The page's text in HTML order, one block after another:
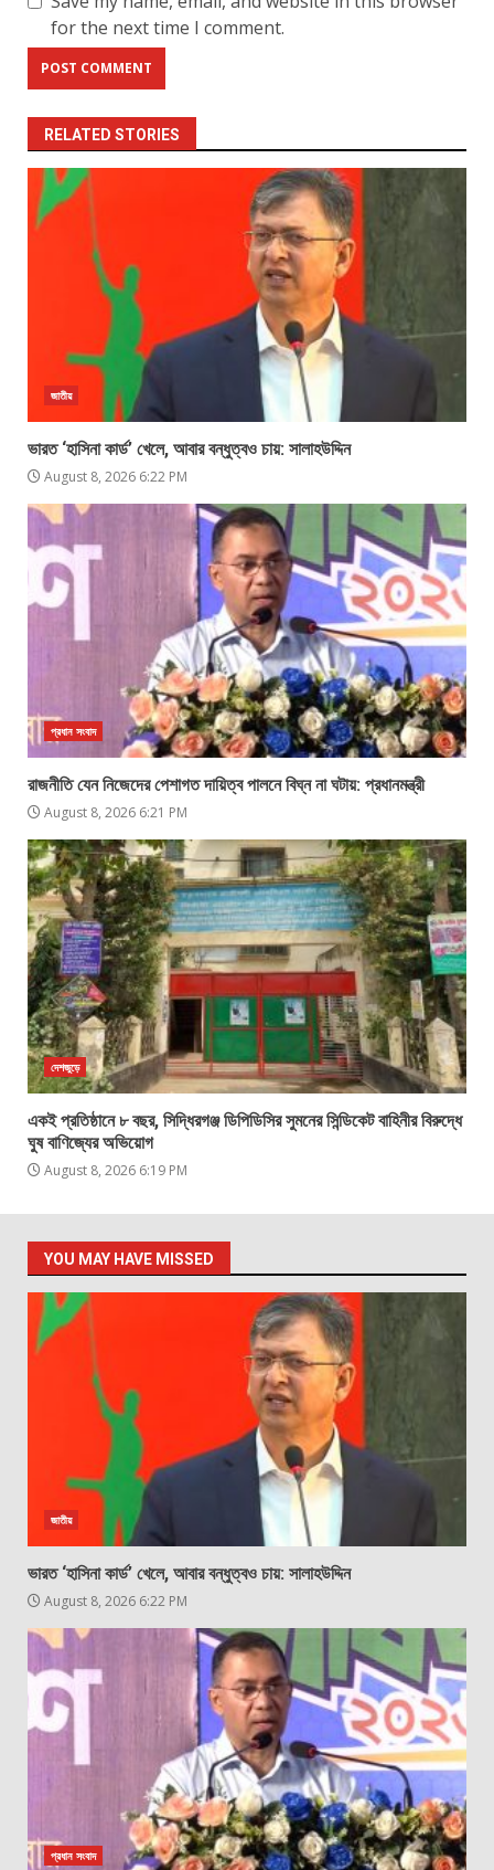
for the next time I comment.
RELATED STORIES
জাতীয়
ভারত ‘হাসিনা কার্ড’ খেলে, আবার বন্ধুত্বও চায়: সালাহউদ্দিন
August 8, 2026 6:22 PM
প্রধান সংবাদ
রাজনীতি যেন নিজেদের পেশাগত দায়িত্ব পালনে বিঘ্ন না ঘটায়: প্রধানমন্ত্রী
August 8, 2026 6:21 PM
দেশজুড়ে
একই প্রতিষ্ঠানে ৮ বছর, সিদ্ধিরগঞ্জ ডিপিডিসির সুমনের সিন্ডিকেট বাহিনীর বিরুদ্ধে
ঘুষ বাণিজ্যের অভিয়োগ
August 8, 2026 6:19 PM
YOU MAY HAVE MISSED
জাতীয়
ভারত ‘হাসিনা কার্ড’ খেলে, আবার বন্ধুত্বও চায়: সালাহউদ্দিন
August 8, 2026 6:22 PM
প্রধান সংবাদ